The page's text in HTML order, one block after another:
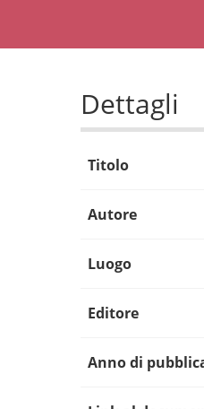
Dettagli
Titolo
Autore
Luogo
Editore
Anno di